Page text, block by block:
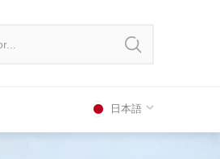
日本語